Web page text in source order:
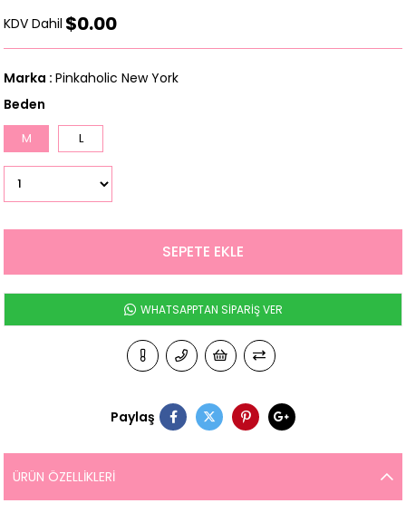
KDV Dahil $0.00
Marka : Pinkaholic New York
Beden
M L
WHATSAPPTAN SİPARİŞ VER
Paylaş
ÜRÜN ÖZELLIKLERI